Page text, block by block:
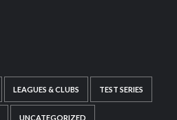
LEAGUES & CLUBS TEST SERIES
UNCATEGORIZED